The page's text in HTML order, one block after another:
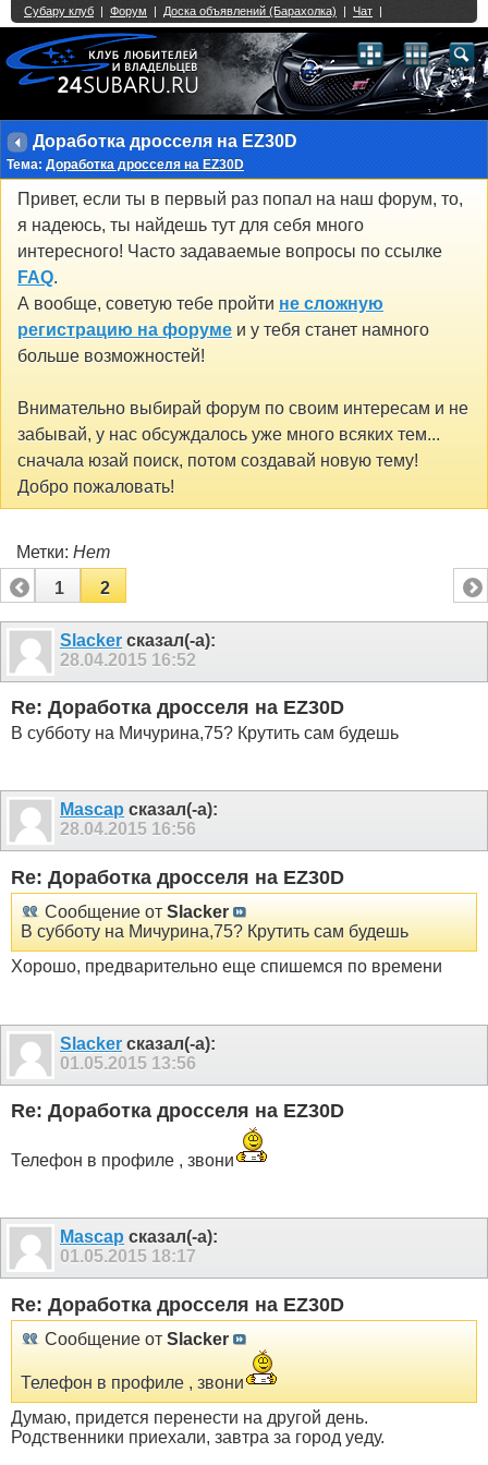
Доработка дросселя на EZ30D
Тема: Доработка дросселя на EZ30D
Привет, если ты в первый раз попал на наш форум, то,
я надеюсь, ты найдешь тут для себя много
интересного! Часто задаваемые вопросы по ссылке
FAQ.
А вообще, советую тебе пройти не сложную
регистрацию на форуме и у тебя станет намного
больше возможностей!
Внимательно выбирай форум по своим интересам и не
забывай, у нас обсуждалось уже много всяких тем...
сначала юзай поиск, потом создавай новую тему!
Добро пожаловать!
Метки: Нет
1
2
Slacker сказал(-а):
28.04.2015 16:52
Re: Доработка дросселя на EZ30D
В субботу на Мичурина,75? Крутить сам будешь
Mascap сказал(-а):
28.04.2015 16:56
Re: Доработка дросселя на EZ30D
Сообщение от Slacker
В субботу на Мичурина,75? Крутить сам будешь
Хорошо, предварительно еще спишемся по времени
Slacker сказал(-а):
01.05.2015 13:56
Re: Доработка дросселя на EZ30D
Телефон в профиле , звони
Mascap сказал(-а):
01.05.2015 18:17
Re: Доработка дросселя на EZ30D
Сообщение от Slacker
Телефон в профиле , звони
Думаю, придется перенести на другой день.
Родственники приехали, завтра за город уеду.
Single Sign On provided byvBSSO
2 3 4 5 6 7 8 9 10 11 12 13 14 15 16 17 18 21 22 23 24 25 26
27 28 29 30 31 32 33 34 35 36 37 38 39 40 41 42 43